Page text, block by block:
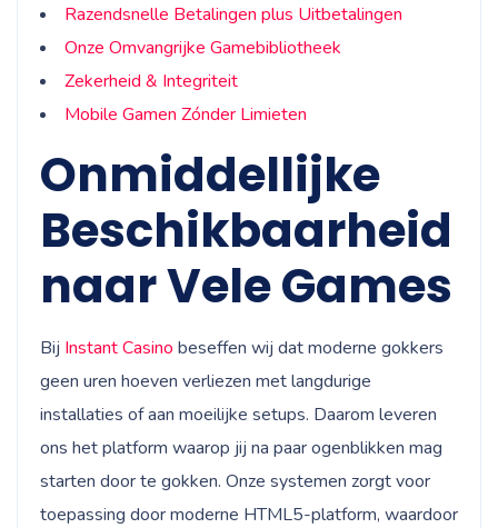
Razendsnelle Betalingen plus Uitbetalingen
Onze Omvangrijke Gamebibliotheek
Zekerheid & Integriteit
Mobile Gamen Zónder Limieten
Onmiddellijke
Beschikbaarheid
naar Vele Games
Bij Instant Сasino beseffen wij dat moderne gokkers
geen uren hoeven verliezen met langdurige
installaties of aan moeilijke setups. Daarom leveren
ons het platform waarop jij na paar ogenblikken mag
starten door te gokken. Onze systemen zorgt voor
toepassing door moderne HTML5-platform, waardoor